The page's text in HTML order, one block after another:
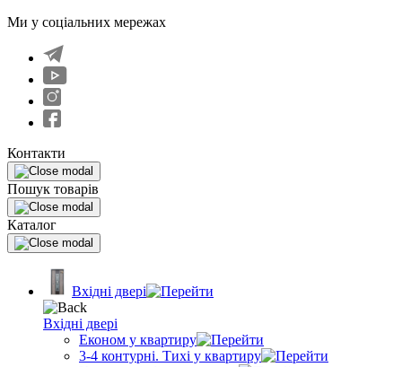
Ми у соціальних мережах
Контакти
Пошук товарів
Каталог
Вхідні двері
Вхідні двері
Економ у квартиру
3-4 контурні. Тихі у квартиру